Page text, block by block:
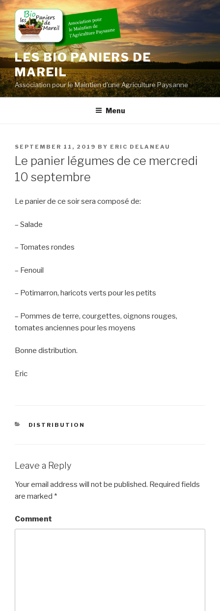
Skip
to
content
LES BIO PANIERS DE
MAREIL
Association pour le Maintien d'une Agriculture Paysanne
Menu
POSTED
ON
SEPTEMBER 11, 2019 BY ERIC DELANEAU
Le panier légumes de ce mercredi
10 septembre
Le panier de ce soir sera composé de:
– Salade
– Tomates rondes
– Fenouil
– Potimarron, haricots verts pour les petits
– Pommes de terre, courgettes, oignons rouges,
tomates anciennes pour les moyens
Bonne distribution.
Eric
CATEGORIES
DISTRIBUTION
Leave a Reply
Your email address will not be published. Required fields
are marked *
Comment